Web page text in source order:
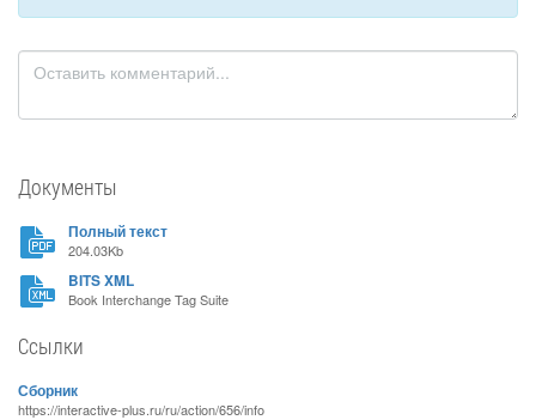
Документы
Полный текст
204.03Kb
BITS XML
Book Interchange Tag Suite
Ссылки
Сборник
https://interactive-plus.ru/ru/action/656/info